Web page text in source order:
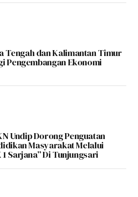
Tengah dan Kalimantan Timur
Pengembangan Ekonomi
Undip Dorong Penguatan
Masyarakat Melalui
1 Sarjana” Di Tunjungsari